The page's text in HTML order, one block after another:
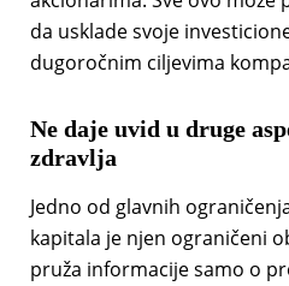
da usklade svoje
dugoročnim ciljevima
Ne daje uvid u druge
zdravlja
Jedno od glavnih
kapitala je njen ograničeni
pruža informacije samo o